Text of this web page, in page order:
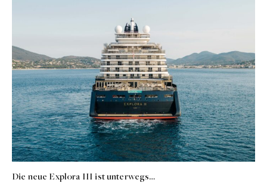
Die neue Explora III ist unterwegs…